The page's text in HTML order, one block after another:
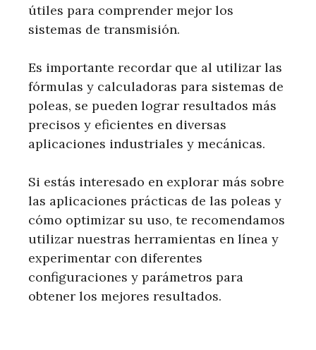
útiles para comprender mejor los
sistemas de transmisión.
Es importante recordar que al utilizar las
fórmulas y calculadoras para sistemas de
poleas, se pueden lograr resultados más
precisos y eficientes en diversas
aplicaciones industriales y mecánicas.
Si estás interesado en explorar más sobre
las aplicaciones prácticas de las poleas y
cómo optimizar su uso, te recomendamos
utilizar nuestras herramientas en línea y
experimentar con diferentes
configuraciones y parámetros para
obtener los mejores resultados.